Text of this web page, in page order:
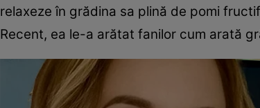
relaxeze în grădina sa plină de pomi
Recent, ea le-a arătat fanilor cum arată